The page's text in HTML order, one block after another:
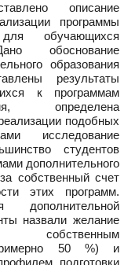
описание
программы
для обучающихся
обоснование
образования
результаты
к программам
определена
подобных
исследование
студентов
дополнительного
собственный счет
этих программ.
назвали желание
собственным
50 %) и
подготовки